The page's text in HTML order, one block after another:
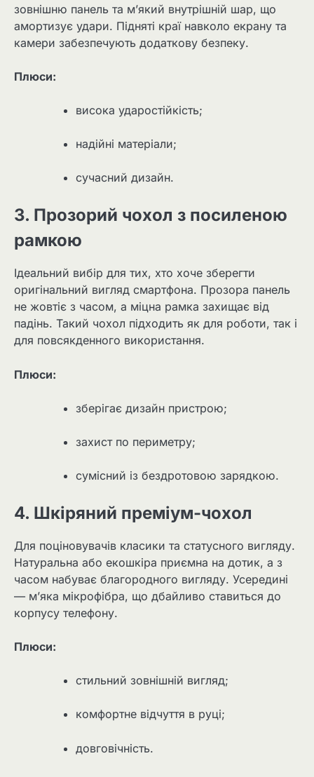
зовнішню панель та м’який внутрішній шар, що
амортизує удари. Підняті краї навколо екрану та
камери забезпечують додаткову безпеку.
Плюси:
висока ударостійкість;
надійні матеріали;
сучасний дизайн.
3. Прозорий чохол з посиленою
рамкою
Ідеальний вибір для тих, хто хоче зберегти
оригінальний вигляд смартфона. Прозора панель
не жовтіє з часом, а міцна рамка захищає від
падінь. Такий чохол підходить як для роботи, так і
для повсякденного використання.
Плюси:
зберігає дизайн пристрою;
захист по периметру;
сумісний із бездротовою зарядкою.
4. Шкіряний преміум-чохол
Для поціновувачів класики та статусного вигляду.
Натуральна або екошкіра приємна на дотик, а з
часом набуває благородного вигляду. Усередині
— м’яка мікрофібра, що дбайливо ставиться до
корпусу телефону.
Плюси:
стильний зовнішній вигляд;
комфортне відчуття в руці;
довговічність.